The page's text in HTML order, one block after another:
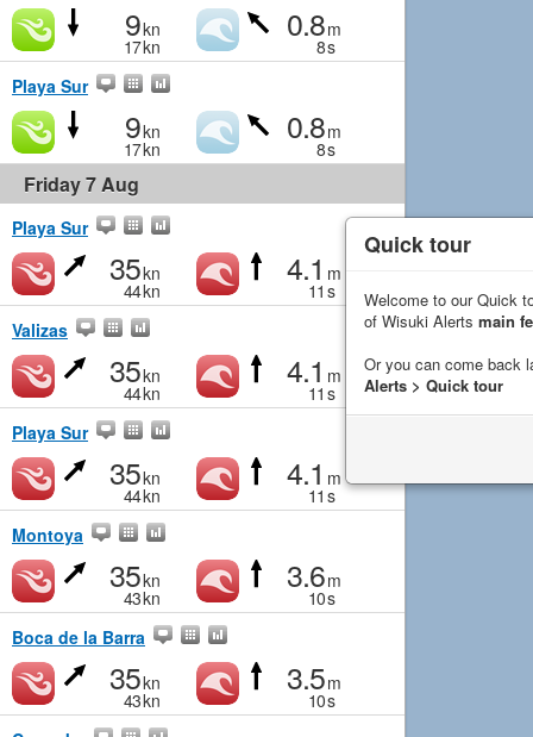
9kn
17kn
0.8m
8s
Playa Sur
9kn
17kn
0.8m
8s
Friday 7 Aug
Playa Sur
35kn
44kn
4.1 m
11 s
Valizas
35kn
44kn
4.1 m
11 s
Playa Sur
35kn
44kn
4.1 m
11 s
Montoya
35kn
43kn
3.6m
10s
Boca de la Barra
35kn
43kn
3.5m
10s
Quick tour
Welcome to our Quick
of Wisuki Alerts main
Or you can come back
Alerts > Quick tour